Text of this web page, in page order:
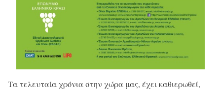
Τα τελευταία χρόνια στην χώρα μας, έχει καθιερωθεί,